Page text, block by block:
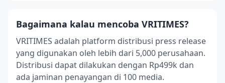
Bagaimana kalau mencoba VRITIMES?
VRITIMES adalah platform distribusi press release
yang digunakan oleh lebih dari 5,000 perusahaan.
Distribusi dapat dilakukan dengan Rp499k dan
ada jaminan penayangan di 100 media.